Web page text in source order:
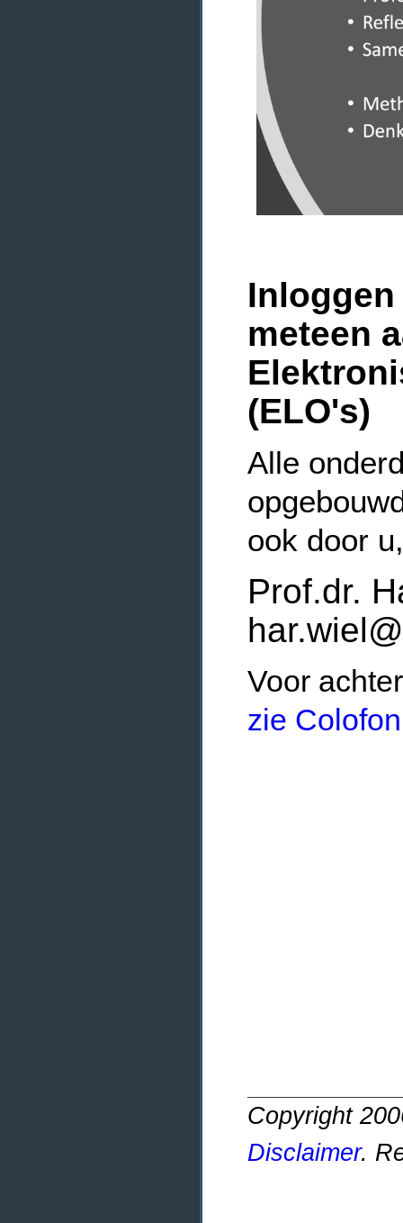
meteen
(ELO's)
Alle
ook door
Prof.dr.
Voor
zie Colofon
Copyright
Disclaimer.